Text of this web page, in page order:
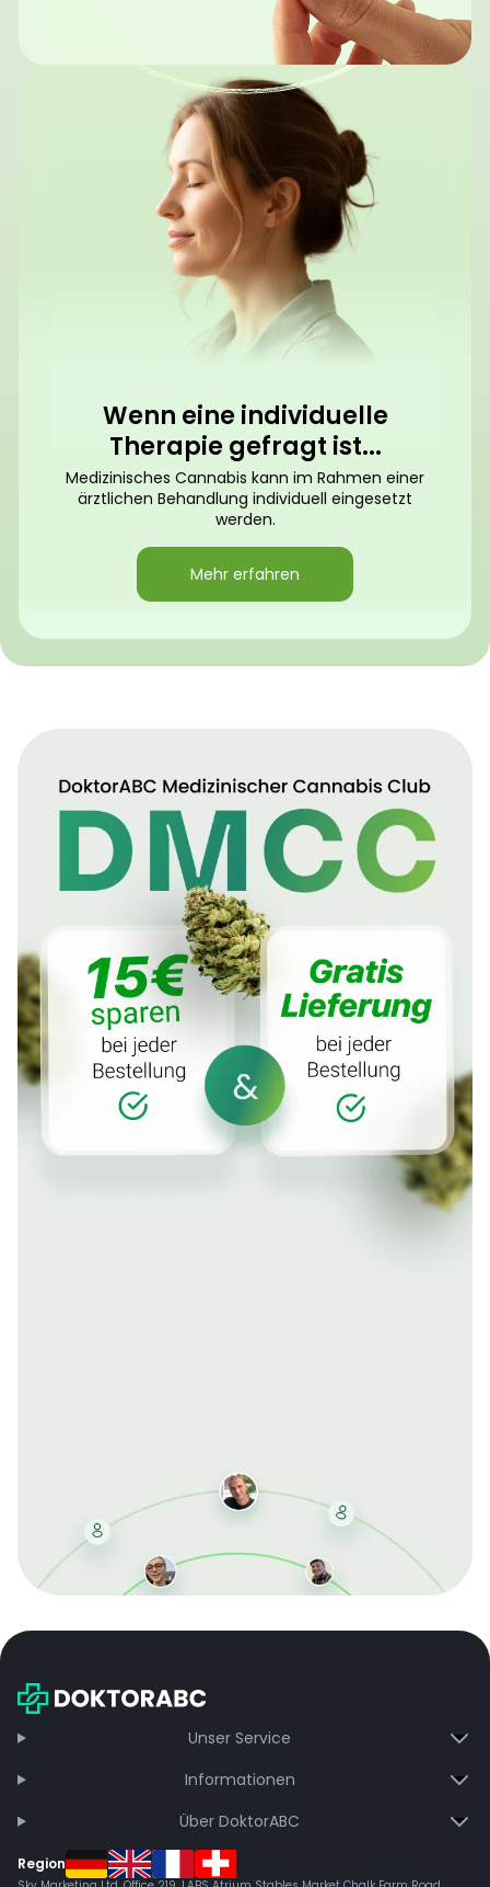
Wenn eine individuelle
Therapie gefragt ist...
Medizinisches Cannabis kann im Rahmen einer
ärztlichen Behandlung individuell eingesetzt
werden.
Mehr erfahren
bei jeder Bestellung, erhalten schnelle Lieferung und
Unser Service
Informationen
Über DoktorABC
Region